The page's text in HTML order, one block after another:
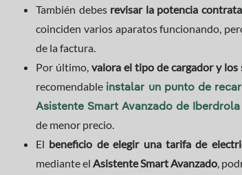
También debes revisar la potencia
coinciden varios aparatos funcionando,
de la factura.
Por último, valora el tipo de cargador y los
recomendable instalar un punto de
Asistente Smart Avanzado de Iberdrola
de menor precio.
El beneficio de elegir una tarifa de
mediante el Asistente Smart Avanzado,